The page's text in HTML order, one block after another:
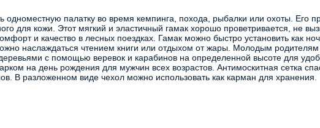
одноместную палатку во время кемпинга, похода, рыбалки или охоты. Его
для кожи. Этот мягкий и эластичный гамак хорошо проветривается, не
и качество в лесных поездках. Гамак можно быстро установить как
наслаждаться чтением книги или отдыхом от жары. Молодым
с помощью веревок и карабинов на определенной высоте для
на день рождения для мужчин всех возрастов. Антимоскитная сетка
В разложенном виде чехол можно использовать как карман для хранения.